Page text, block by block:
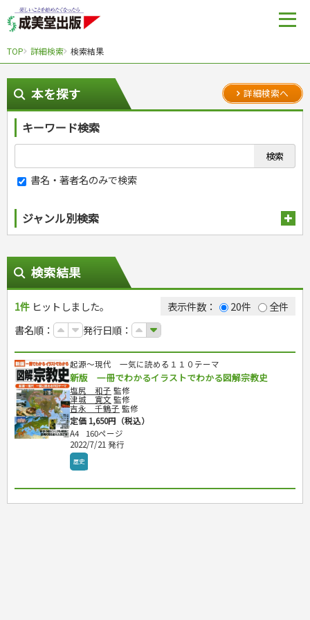
TOP 詳細検索 検索結果
本を探す 詳細検索へ
キーワード検索
書名・著者名のみで検索
ジャンル別検索
スポーツ
スポーツルール
ゴルフ
トレーニング
ジュニアスポーツ
その他スポーツ
自然・アウトドア・ペット
犬・猫
ペット・飼育
園芸・野菜づくり
雑学
ナンプレ
囲碁・将棋・麻雀
ゲーム・マジック
家相・風水・占い
カルチャー・芸術・趣味
鉄道・車・自転車
音楽・楽器
趣味・鑑賞・カメラ
絵画・デッサン
俳句・詩・ことば
辞典・語学
辞典
語学・旅行会話
運転免許
原付・二輪
普通免許
その他免許
生活・暮らし
料理
料理・レシピ
おもてなし・ごちそう料理
各国料理
お弁当
健康メニュー・ダイエット
調理器具クッキング
お菓子・ケーキ・パン
飲み物・お酒
手芸・クラフト
編み物
ソーイング
クラフト
住まい・インテリア・暮らし
インテリア・ハウジング
収納・掃除・暮らし
美容・ファッション
ダイエット・エクササイズ
メイク・ネイル・ヘア
着物・着つけ
冠婚葬祭・手紙・ペン字
冠婚葬祭・スピーチ・マナー
手紙・ペン字
妊娠・出産・育児
妊娠・出産・育児
離乳食・幼児食・こどもレシピ
健康と保育
家庭医学・健康
ツボ・マッサージ
健康知識
栄養事典
生活習慣病
看護・介護
介護一般
パネルシアター
指導マニュアル
児童一般
おりがみ・あやとり
なぞなぞ・ゲーム
占い・心理ゲーム
のりもの・ずかん
読み物・絵本
音と光のでる絵本
学参・ドリル
夏休みドリル
総復習ドリル
学習・地図
自由研究・読書感想文
えんぴつちょう
就職活動
就職活動
就職試験
公務員試験
資格試験
検定試験・資格試験
英語検定・TOEIC
漢字検定・数学検定
簿記検定
看護・薬学
ケアマネジャー
保育士
ビジネス
経営・経済・法律
マネー・株・資産
ビジネス・法律
簿記・経理・税金・保険
その他ビジネス
自己啓発
自己啓発
ビジネス読み物
旅行・歴史
国内・海外旅行
国外旅行
国内旅行
地理・歴史
地理・地図
文庫
成美文庫
その他文庫
検索結果
1件 ヒットしました。 表示件数： 20件
全件
書名順：
発行日順：
起源～現代 一気に読める１１０テーマ
新版 一冊でわかるイラストでわかる図解宗教史
塩尻 和子 監修
津城 寛文 監修
吉永 千鶴子 監修
定価 1,650円（税込）
A4
160ページ
2022/7/21 発行
歴史